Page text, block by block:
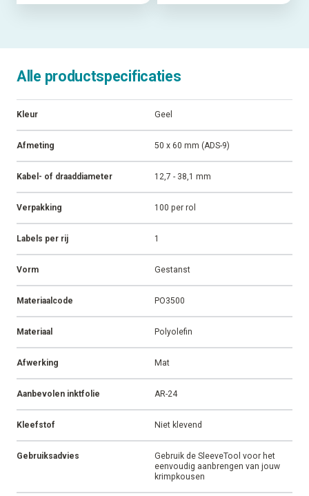
Alle productspecificaties
Kleur Geel
Afmeting 50 x 60 mm (ADS-9)
Kabel- of draaddiameter 12,7 - 38,1 mm
Verpakking 100 per rol
Labels per rij 1
Vorm Gestanst
Materiaalcode PO3500
Materiaal Polyolefin
Afwerking Mat
Aanbevolen inktfolie AR-24
Kleefstof Niet klevend
Gebruiksadvies
Gebruik de SleeveTool voor het
eenvoudig aanbrengen van jouw
krimpkousen